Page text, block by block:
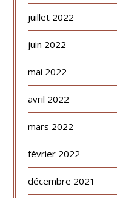
juillet 2022
juin 2022
mai 2022
avril 2022
mars 2022
février 2022
décembre 2021